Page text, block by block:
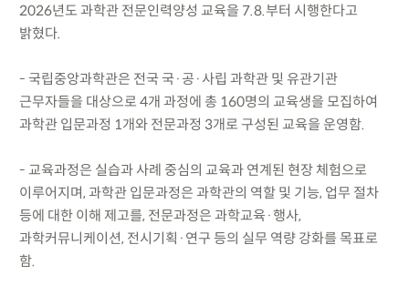
2026년도 과학관 전문인력양성 교육을 7.8.부터 시행한다고
밝혔다.
- 국립중앙과학관은 전국 국·공·사립 과학관 및 유관기관
근무자들을 대상으로 4개 과정에 총 160명의 교육생을 모집하여
과학관 입문과정 1개와 전문과정 3개로 구성된 교육을 운영함.
- 교육과정은 실습과 사례 중심의 교육과 연계된 현장 체험으로
이루어지며, 과학관 입문과정은 과학관의 역할 및 기능, 업무 절차
등에 대한 이해 제고를, 전문과정은 과학교육·행사,
과학커뮤니케이션, 전시기획·연구 등의 실무 역량 강화를 목표로
함.